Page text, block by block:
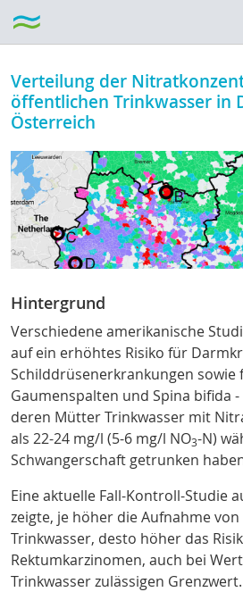
Verteilung der
öffentlichen Trinkwasser in
Österreich
Hintergrund
Verschiedene amerikanische
auf ein erhöhtes Risiko für
Schilddrüsenerkrankungen sowie
Gaumenspalten und Spina bifida
deren Mütter Trinkwasser mit
als 22-24 mg/l (5-6 mg/l NO3-N)
Schwangerschaft getrunken
Eine aktuelle Fall-Kontroll-Studie
zeigte, je höher die Aufnahme
Trinkwasser, desto höher das
Rektumkarzinomen, auch bei
Trinkwasser zulässigen Grenzwert.